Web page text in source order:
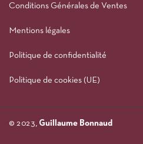
Conditions Générales de Ventes
Mentions légales
Politique de confidentialité
Politique de cookies (UE)
© 2023, Guillaume Bonnaud